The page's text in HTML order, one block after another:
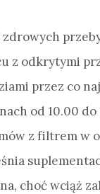
z odkrytymi
przez co
od 10.00 do
z filtrem w
choć wciąż